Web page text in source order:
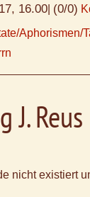
16.00 (0/0)
Aphorismen/
J. Reus
nicht existiert